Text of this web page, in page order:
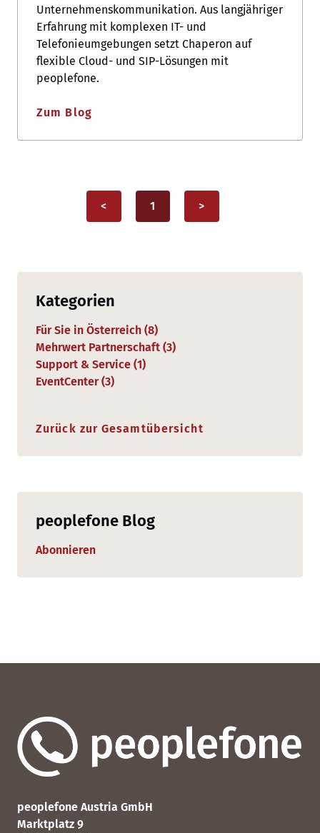
Unternehmenskommunikation. Aus langjähriger
Erfahrung mit komplexen IT- und
Telefonieumgebungen setzt Chaperon auf
flexible Cloud- und SIP-Lösungen mit
peoplefone.
Zum Blog
< 1 >
Kategorien
Für Sie in Österreich (8)
Mehrwert Partnerschaft (3)
Support & Service (1)
EventCenter (3)
Zurück zur Gesamtübersicht
peoplefone Blog
Abonnieren
peoplefone Austria GmbH
Marktplatz 9